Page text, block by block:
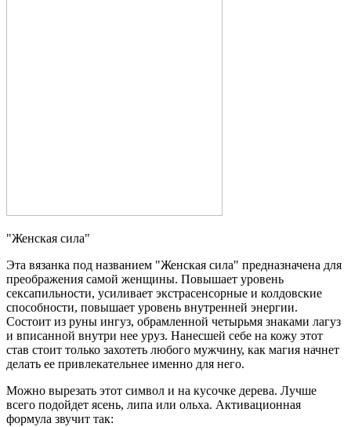
"Женская сила"
Эта вязанка под названием "Женская сила" предназначена для
преображения самой женщины. Повышает уровень
сексапильности, усиливает экстрасенсорные и колдовские
способности, повышает уровень внутренней энергии.
Состоит из руны ингуз, обрамленной четырьмя знаками лагуз
и вписанной внутри нее уруз. Нанесшей себе на кожу этот
став стоит только захотеть любого мужчину, как магия начнет
делать ее привлекательнее именно для него.
Можно вырезать этот символ и на кусочке дерева. Лучше
всего подойдет ясень, липа или ольха. Активационная
формула звучит так: